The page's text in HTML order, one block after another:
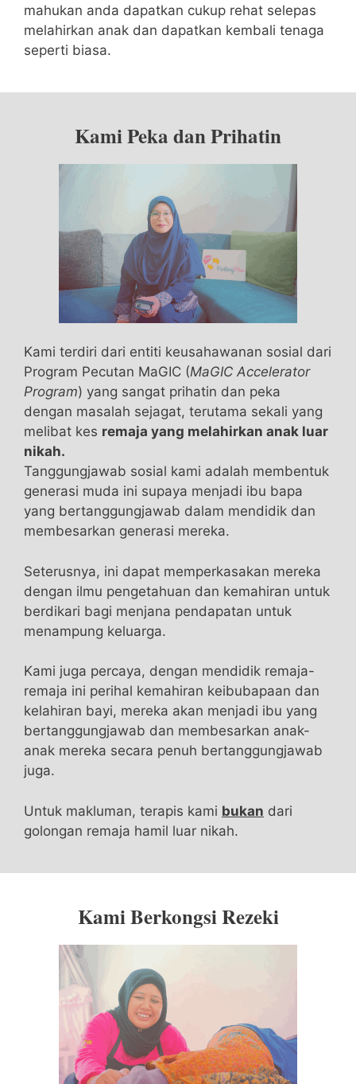
mahukan anda dapatkan cukup rehat selepas
melahirkan anak dan dapatkan kembali tenaga
seperti biasa.
Kami Peka dan Prihatin
Kami terdiri dari entiti keusahawanan sosial dari
Program Pecutan MaGIC (MaGIC Accelerator
Program) yang sangat prihatin dan peka
dengan masalah sejagat, terutama sekali yang
melibat kes remaja yang melahirkan anak luar
nikah.
Tanggungjawab sosial kami adalah membentuk
generasi muda ini supaya menjadi ibu bapa
yang bertanggungjawab dalam mendidik dan
membesarkan generasi mereka.
Seterusnya, ini dapat memperkasakan mereka
dengan ilmu pengetahuan dan kemahiran untuk
berdikari bagi menjana pendapatan untuk
menampung keluarga.
Kami juga percaya, dengan mendidik remaja-
remaja ini perihal kemahiran keibubapaan dan
kelahiran bayi, mereka akan menjadi ibu yang
bertanggungjawab dan membesarkan anak-
anak mereka secara penuh bertanggungjawab
juga.
Untuk makluman, terapis kami bukan dari
golongan remaja hamil luar nikah.
Kami Berkongsi Rezeki